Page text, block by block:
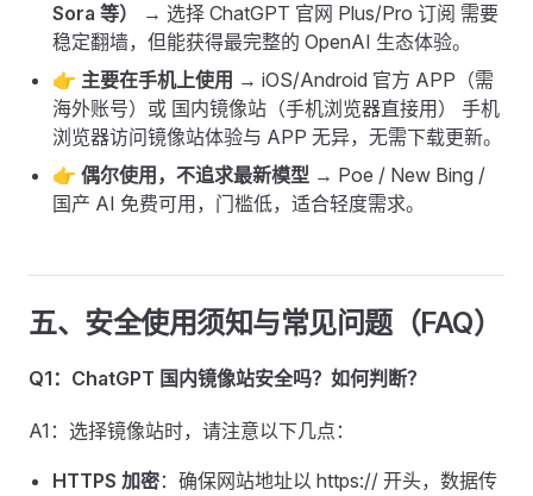
Sora 等）
→ 选择 ChatGPT 官网 Plus/Pro 订阅 需要
稳定翻墙，但能获得最完整的 OpenAI 生态体验。
👉 主要在手机上使用 → iOS/Android 官方 APP（需
海外账号）或 国内镜像站（手机浏览器直接用） 手机
浏览器访问镜像站体验与 APP 无异，无需下载更新。
👉 偶尔使用，不追求最新模型 → Poe / New Bing /
国产 AI 免费可用，门槛低，适合轻度需求。
五、安全使用须知与常见问题（FAQ）
Q1：ChatGPT 国内镜像站安全吗？如何判断？
A1：选择镜像站时，请注意以下几点：
HTTPS 加密：确保网站地址以 https:// 开头，数据传